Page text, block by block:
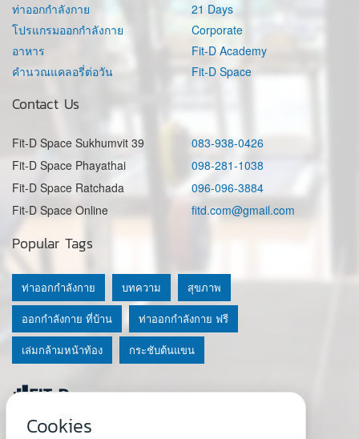
ท่าออกกำลังกาย
โปรแกรมออกกำลังกาย
อาหาร
คำนวณแคลอรี่ต่อวัน
21 Days
Corporate
Fit-D Academy
Fit-D Space
Contact Us
Fit-D Space Sukhumvit 39
083-938-0426
Fit-D Space Phayathai
098-281-1038
Fit-D Space Ratchada
096-096-3884
Fit-D Space Online
fitd.com@gmail.com
© 2020 Fit-D.com & Fit-D Finess
Popular Tags
ท่าออกกำลังกาย บทความ สุขภาพ
ออกกำลังกาย ที่บ้าน ท่าออกกำลังกาย ฟรี
เล่มกล้ามหน้าท้อง กระชับต้นแขน
Cookies